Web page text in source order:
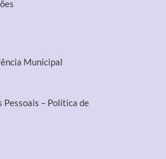
Municipal
Pessoais – Política de